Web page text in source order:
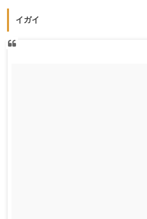
イガイ